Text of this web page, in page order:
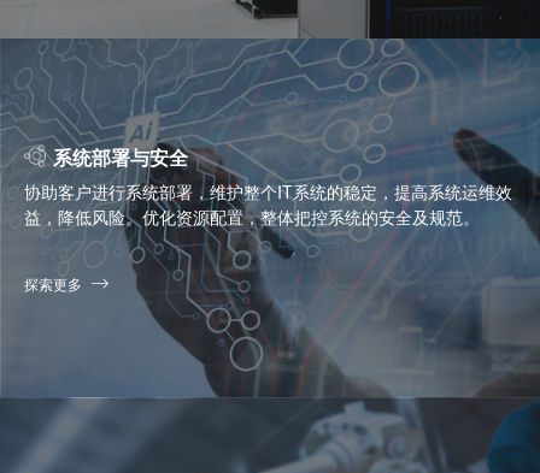
系统部署与安全
协助客户进行系统部署，维护整个IT系统的稳定，提高系统运维效
益，降低风险。优化资源配置，整体把控系统的安全及规范。
探索更多